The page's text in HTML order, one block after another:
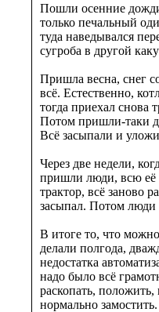
Пошли осенние
только печальный
туда наведывался
сугроба в другой
Пришла весна, снег
всё. Естественно,
тогда приехал снова
Потом пришли-таки
Всё засыпали и
Через две недели,
пришли люди, всю её
трактор, всё заново
засыпал. Потом люди
В итоге то, что
делали полгода,
недостатка
надо было всё
раскопать, положить,
нормально